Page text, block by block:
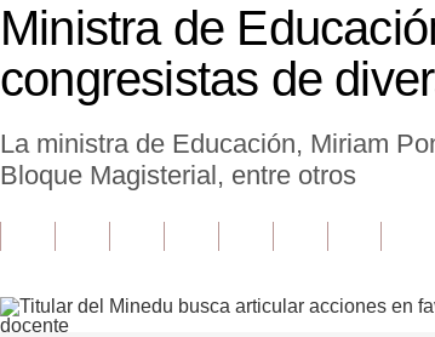
Ministra de
congresistas de
La ministra de Educación, Miriam
Bloque Magisterial, entre otros